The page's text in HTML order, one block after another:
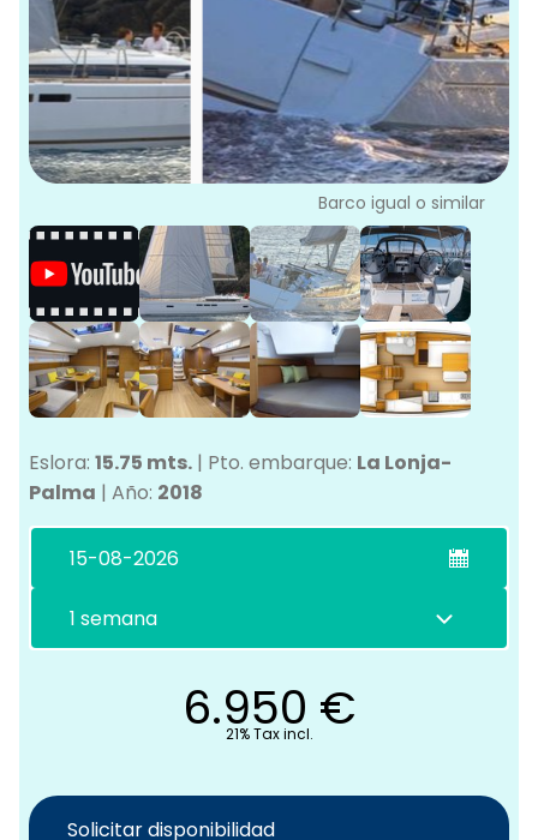
Barco igual o similar
Eslora: 15.75 mts. | Pto. embarque: La Lonja-
Palma | Año: 2018
6.950 €
21% Tax incl.
Solicitar disponibilidad